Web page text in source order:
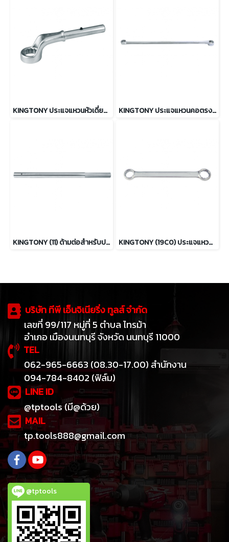
KINGTONY ประแจแหวนหัวเดี่ยว แบบต่อด้าม ชุบขาว 24 ถึง 65mm. KINGTONY ประแจแหวนคอตรง ยาวพิเศษ ขนาด 8 x 10 ถึง 22 x 24
KINGTONY (11) ด้ามต่อสำหรับประแจแหวนหัวเดี่ยว KINGTONY (19C0) ประแจแหวนคอตรง
บริษัท ทีพี เอ็นจิเนียริ่ง ทูลส์ จำกัด
เลขที่ 99/117 หมู่ที่ 5 ตำบล ไทรม้า
อำเภอ เมืองนนทบุรี จังหวัด นนทบุรี 11000
TEL
062-965-6663 (08.30-17.00) สำนักงาน
094-784-8402 (ฟิล์ม)
LINE ID
@tptools (มี@ด้วย)
MAIL
tp.tools888@gmail.com
@tptools